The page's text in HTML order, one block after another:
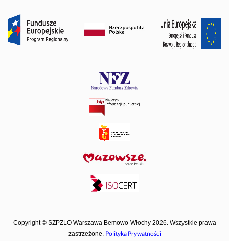
Copyright © SZPZLO Warszawa Bemowo-Włochy 2026. Wszystkie prawa
zastrzeżone. Polityka Prywatności